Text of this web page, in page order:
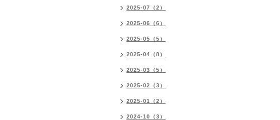
2025-07（2）
2025-06（6）
2025-05（5）
2025-04（8）
2025-03（5）
2025-02（3）
2025-01（2）
2024-10（3）